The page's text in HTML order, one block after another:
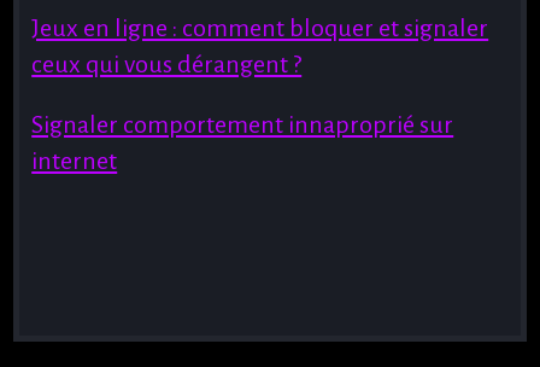
Jeux en ligne : comment bloquer et signaler
ceux qui vous dérangent ?
Signaler comportement innaproprié sur
internet